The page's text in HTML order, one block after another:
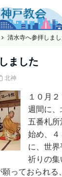
清水寺へ参拝
しまし
北神
１０月
週間に
五番札
始め、
に、世
祈りの集
願っておられ